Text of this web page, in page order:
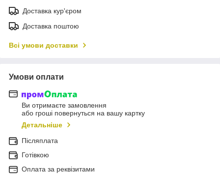
Доставка кур'єром
Доставка поштою
Всі умови доставки
Умови оплати
Ви отримаєте замовлення
або гроші повернуться на вашу картку
Детальніше
Післяплата
Готівкою
Оплата за реквізитами